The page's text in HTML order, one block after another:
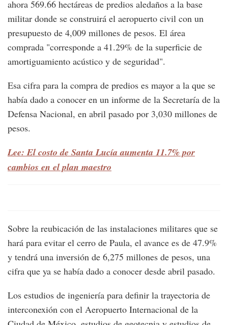
ahora 569.66 hectáreas de predios aledaños a la base
militar donde se construirá el aeropuerto civil con un
presupuesto de 4,009 millones de pesos. El área
comprada "corresponde a 41.29% de la superficie de
amortiguamiento acústico y de seguridad".
Esa cifra para la compra de predios es mayor a la que se
había dado a conocer en un informe de la Secretaría de la
Defensa Nacional, en abril pasado por 3,030 millones de
pesos.
Lee: El costo de Santa Lucía aumenta 11.7% por
cambios en el plan maestro
Sobre la reubicación de las instalaciones militares que se
hará para evitar el cerro de Paula, el avance es de 47.9%
y tendrá una inversión de 6,275 millones de pesos, una
cifra que ya se había dado a conocer desde abril pasado.
Los estudios de ingeniería para definir la trayectoria de
interconexión con el Aeropuerto Internacional de la